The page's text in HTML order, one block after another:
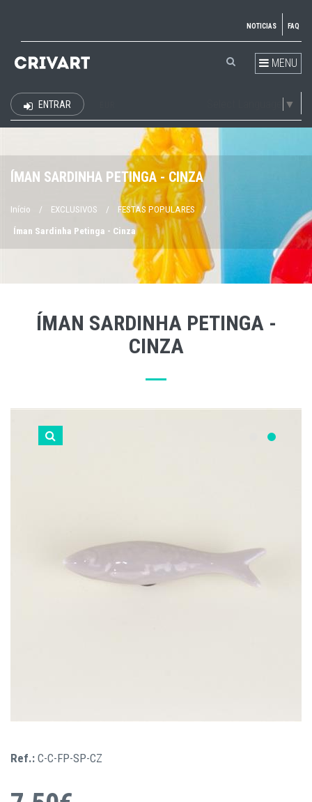
NOTICIAS FAQ
MENU
▼
ENTRAR
ÍMAN SARDINHA PETINGA - CINZA
Início / EXCLUSIVOS / FESTAS POPULARES /
Íman Sardinha Petinga - Cinza
ÍMAN SARDINHA PETINGA -
CINZA
Ref.: C-C-FP-SP-CZ